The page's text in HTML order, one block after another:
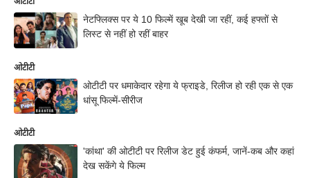
नेटफ्लिक्स पर ये 10 फिल्में खूब देखी जा रहीं, कई हफ्तों से
लिस्ट से नहीं हो रहीं बाहर
ओटीटी
ओटीटी पर धमाकेदार रहेगा ये फ्राइडे, रिलीज हो रही एक से एक
धांसू फिल्में-सीरीज
ओटीटी
'कांथा' की ओटीटी पर रिलीज डेट हुई कंफर्म, जानें-कब और कहां
देख सकेंगे ये फिल्म